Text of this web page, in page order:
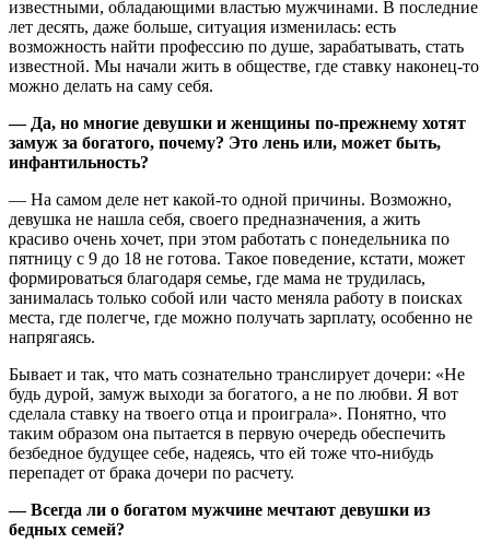
известными, обладающими властью мужчинами. В последние
лет десять, даже больше, ситуация изменилась: есть
возможность найти профессию по душе, зарабатывать, стать
известной. Мы начали жить в обществе, где ставку наконец-то
можно делать на саму себя.
— Да, но многие девушки и женщины по-прежнему хотят
замуж за богатого, почему? Это лень или, может быть,
инфантильность?
— На самом деле нет какой-то одной причины. Возможно,
девушка не нашла себя, своего предназначения, а жить
красиво очень хочет, при этом работать с понедельника по
пятницу с 9 до 18 не готова. Такое поведение, кстати, может
формироваться благодаря семье, где мама не трудилась,
занималась только собой или часто меняла работу в поисках
места, где полегче, где можно получать зарплату, особенно не
напрягаясь.
Бывает и так, что мать сознательно транслирует дочери: «Не
будь дурой, замуж выходи за богатого, а не по любви. Я вот
сделала ставку на твоего отца и проиграла». Понятно, что
таким образом она пытается в первую очередь обеспечить
безбедное будущее себе, надеясь, что ей тоже что-нибудь
перепадет от брака дочери по расчету.
— Всегда ли о богатом мужчине мечтают девушки из
бедных семей?